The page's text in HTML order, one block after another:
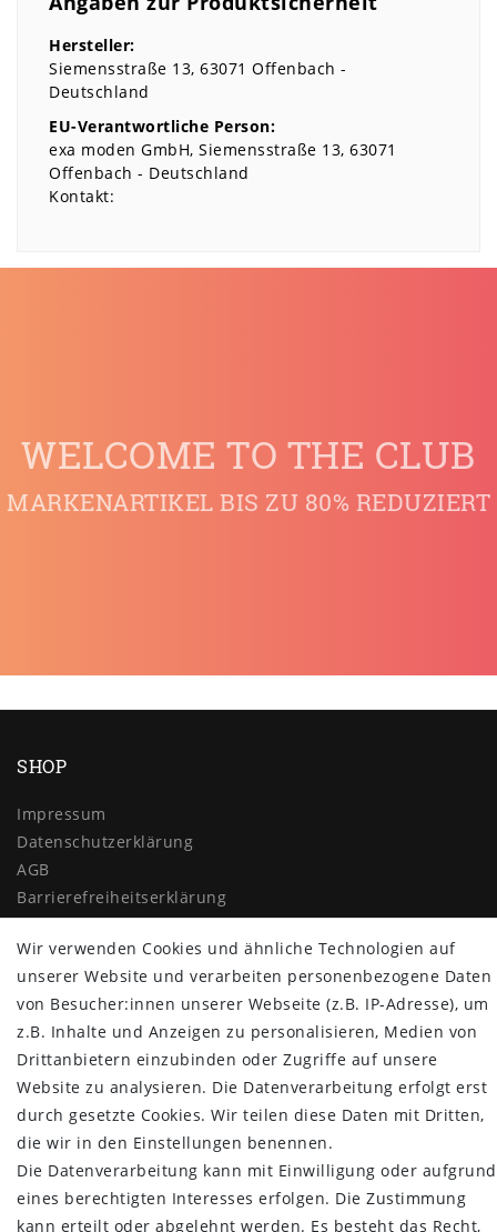
Hersteller:
Siemensstraße 13 63071 Offenbach
Deutschland
EU-Verantwortliche Person:
exa moden GmbH Siemensstraße 13 63071
Offenbach
Deutschland
Kontakt:
WELCOME TO THE CLUB
MARKENARTIKEL BIS ZU 80% REDUZIERT
SHOP
Impressum
Daten­schutz­erklärung
AGB
Barrierefreiheitserklärung
Widerrufs­recht
Vertrag widerrufen
MYPOPUPCLUB
Über uns
Retoure
Versand- und Zahlungsbedingungen
NEWSLETTER
Newsletter
Honig
Wir verwenden Cookies und ähnliche Technologien auf
unserer Website und verarbeiten personenbezogene Daten
von Besucher:innen unserer Webseite (z.B. IP-Adresse), um
z.B. Inhalte und Anzeigen zu personalisieren, Medien von
Drittanbietern einzubinden oder Zugriffe auf unsere
Website zu analysieren. Die Datenverarbeitung erfolgt erst
durch gesetzte Cookies. Wir teilen diese Daten mit Dritten,
die wir in den Einstellungen benennen.
Die Datenverarbeitung kann mit Einwilligung oder aufgrund
eines berechtigten Interesses erfolgen. Die Zustimmung
kann erteilt oder abgelehnt werden. Es besteht das Recht,